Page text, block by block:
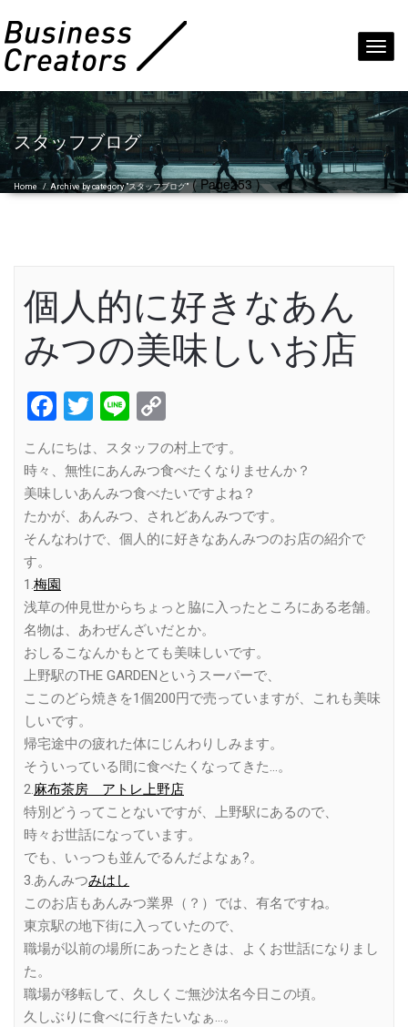
スタッフブログ
Home /Archive by category "スタッフブログ"( Page253 )
個人的に好きなあん
みつの美味しいお店
Facebook
Twitter
Line
Link
こんにちは、スタッフの村上です。
時々、無性にあんみつ食べたくなりませんか？
美味しいあんみつ食べたいですよね？
たかが、あんみつ、されどあんみつです。
そんなわけで、個人的に好きなあんみつのお店の紹介で
す。
1.梅園
浅草の仲見世からちょっと脇に入ったところにある老舗。
名物は、あわぜんざいだとか。
おしるこなんかもとても美味しいです。
上野駅のTHE GARDENというスーパーで、
ここのどら焼きを1個200円で売っていますが、これも美味
しいです。
帰宅途中の疲れた体にじんわりしみます。
そういっている間に食べたくなってきた…。
2.麻布茶房 アトレ上野店
特別どうってことないですが、上野駅にあるので、
時々お世話になっています。
でも、いっつも並んでるんだよなぁ?。
3.あんみつみはし
このお店もあんみつ業界（？）では、有名ですね。
東京駅の地下街に入っていたので、
職場が以前の場所にあったときは、よくお世話になりまし
た。
職場が移転して、久しくご無沙汰名今日この頃。
久しぶりに食べに行きたいなぁ…。